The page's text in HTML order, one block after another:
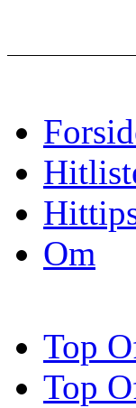
Om
Top
Top